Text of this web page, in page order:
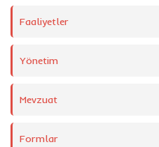
Faaliyetler
Yönetim
Mevzuat
Formlar